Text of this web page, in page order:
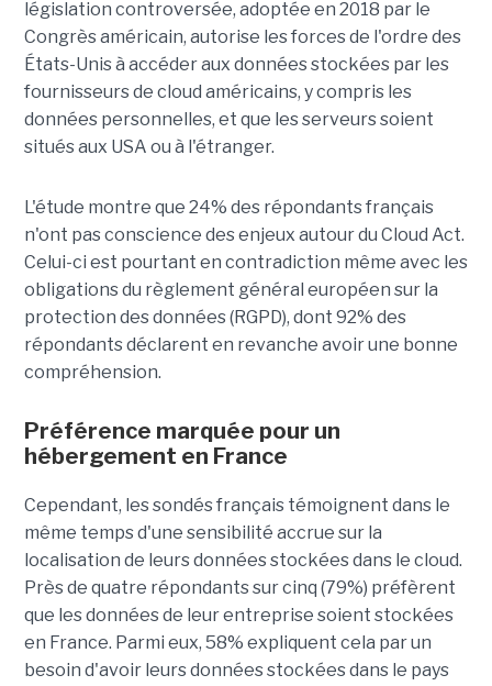
législation controversée, adoptée en 2018 par le
Congrès américain, autorise les forces de l'ordre des
États-Unis à accéder aux données stockées par les
fournisseurs de cloud américains, y compris les
données personnelles, et que les serveurs soient
situés aux USA ou à l'étranger.
L'étude montre que 24% des répondants français
n'ont pas conscience des enjeux autour du Cloud Act.
Celui-ci est pourtant en contradiction même avec les
obligations du règlement général européen sur la
protection des données (RGPD), dont 92% des
répondants déclarent en revanche avoir une bonne
compréhension.
Préférence marquée pour un
hébergement en France
Cependant, les sondés français témoignent dans le
même temps d'une sensibilité accrue sur la
localisation de leurs données stockées dans le cloud.
Près de quatre répondants sur cinq (79%) préfèrent
que les données de leur entreprise soient stockées
en France. Parmi eux, 58% expliquent cela par un
besoin d'avoir leurs données stockées dans le pays